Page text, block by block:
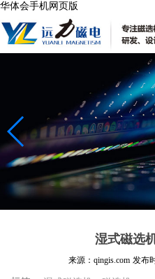
华体会手机网页版
湿式磁选
来源：qingis.com 发布